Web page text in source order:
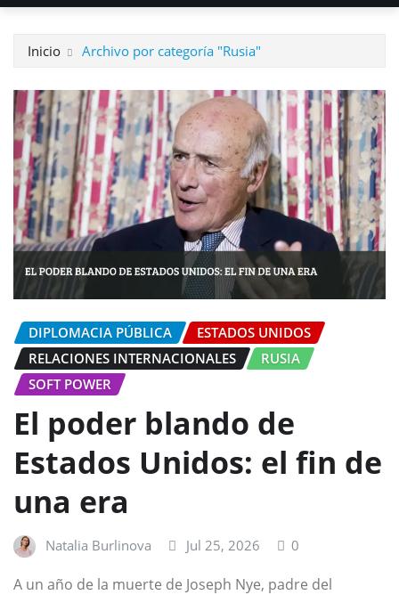
Inicio Archivo por categoría "Rusia"
DIPLOMACIA PÚBLICA
ESTADOS UNIDOS
RELACIONES INTERNACIONALES
RUSIA
SOFT POWER
El poder blando de
Estados Unidos: el fin de
una era
Natalia Burlinova Jul 25, 2026 0
A un año de la muerte de Joseph Nye, padre del